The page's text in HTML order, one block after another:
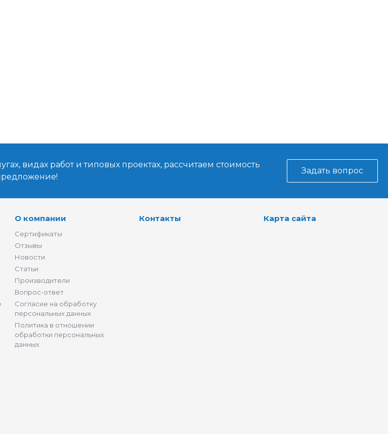
видах работ и типовых проектах, рассчитаем стоимость
Задать вопрос
О компании
Сертификаты
Отзывы
Новости
Статьи
Производители
Вопрос-ответ
Согласие на обработку
персональных данных
Политика в отношении
обработки персональных
данных
Контакты Карта сайта